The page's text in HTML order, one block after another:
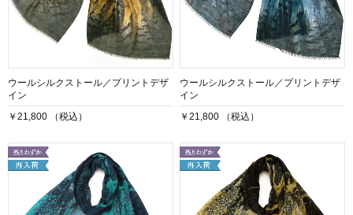
ウールシルクストール／プリントデザ
イン
￥21,800 （税込）
ウールシルクストール／プリントデザ
イン
￥21,800 （税込）